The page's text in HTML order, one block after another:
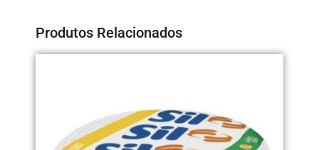
Produtos Relacionados